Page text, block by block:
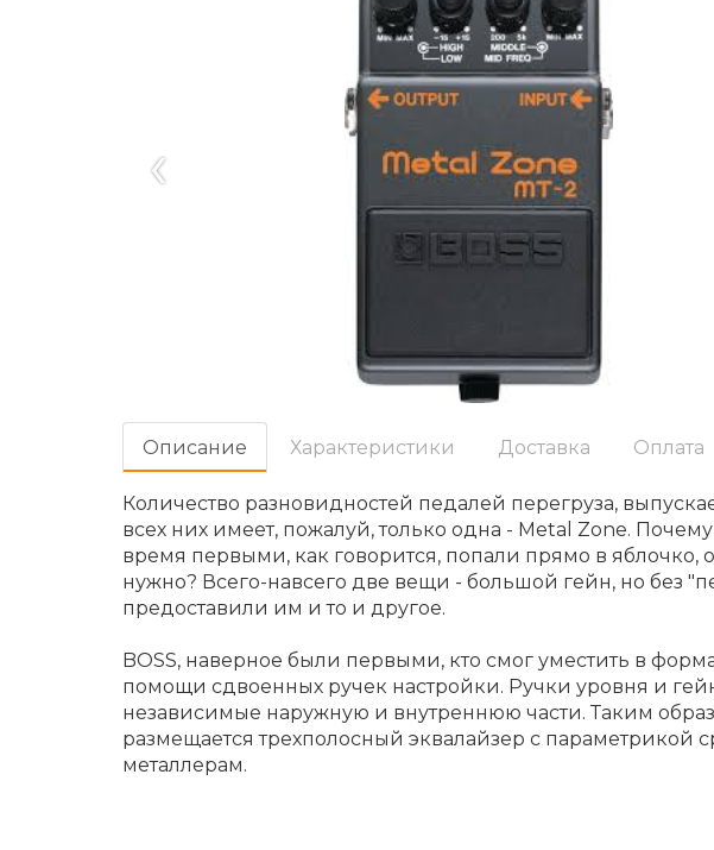
‹
Oписание Характеристики Доставка Оплата
Количество разновидностей педалей перегруза,
всех них имеет, пожалуй, только одна - Metal Zone.
время первыми, как говорится, попали прямо в
нужно? Всего-навсего две вещи - большой гейн, но без
предоставили им и то и другое.
BOSS, наверное были первыми, кто смог уместить в
помощи сдвоенных ручек настройки. Ручки уровня и
независимые наружную и внутреннюю части. Таким
размещается трехполосный эквалайзер с параметрикой
металлерам.